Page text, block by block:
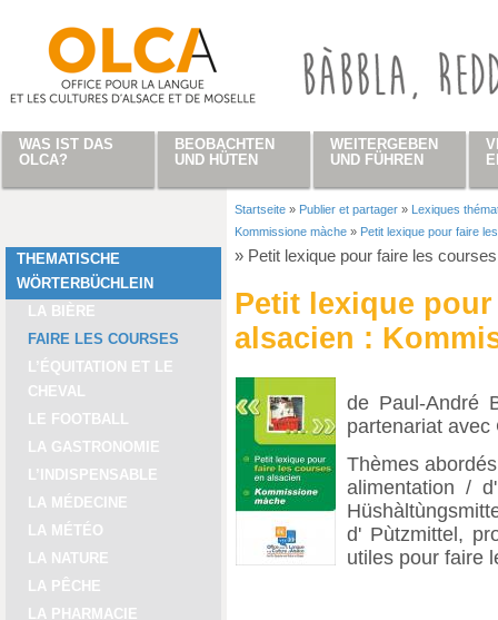
THEMATISCHE
WÖRTERBÜCHLEIN
LA BIÈRE
FAIRE LES COURSES
L’ÉQUITATION ET LE
CHEVAL
LE FOOTBALL
LA GASTRONOMIE
L’INDISPENSABLE
LA MÉDECINE
LA MÉTÉO
LA NATURE
LA PÊCHE
LA PHARMACIE
Sie sind hier
Startseite » Publier et partager » Lexiques
Kommissione màche » Petit lexique pour faire
» Petit lexique pour faire les
Petit lexique
alsacien :
de Paul-André
partenariat avec
Thèmes
alimentation /
d' Pùtzmittel,
utiles pour faire
WAS IST DAS
OLCA?
BEOBACHTEN
UND HÜTEN
WEITERGEBEN
UND FÜHREN